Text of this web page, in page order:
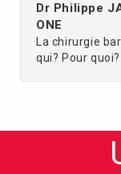
Dr Philippe
ONE
La chirurgie
qui? Pour quoi?